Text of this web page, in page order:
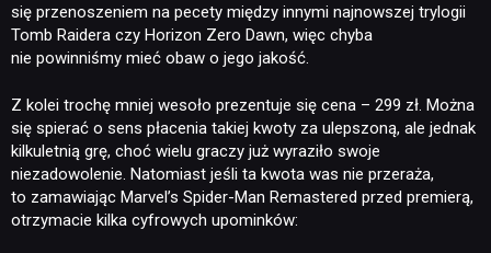
się przenoszeniem na pecety między innymi najnowszej trylogii
Tomb Raidera czy Horizon Zero Dawn, więc chyba
nie powinniśmy mieć obaw o jego jakość.
Z kolei trochę mniej wesoło prezentuje się cena – 299 zł. Można
się spierać o sens płacenia takiej kwoty za ulepszoną, ale jednak
kilkuletnią grę, choć wielu graczy już wyraziło swoje
niezadowolenie. Natomiast jeśli ta kwota was nie przeraża,
to zamawiając Marvel’s Spider-Man Remastered przed premierą,
otrzymacie kilka cyfrowych upominków: